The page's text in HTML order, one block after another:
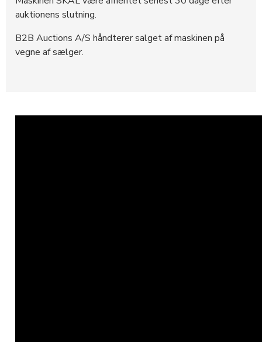
auktionens slutning.
B2B Auctions A/S håndterer salget af maskinen på
vegne af sælger.